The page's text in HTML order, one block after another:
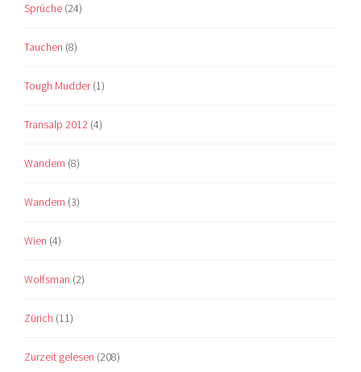
Sprüche (24)
Tauchen (8)
Tough Mudder(1)
Transalp 2012 (4)
Wandern (8)
Wandern (3)
Wien (4)
Wolfsman (2)
Zürich (11)
Zurzeit gelesen (208)